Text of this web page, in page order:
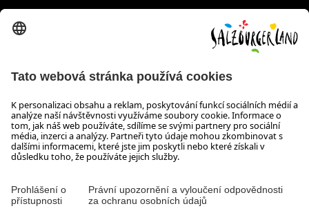
Wiener Bundesstraße 23
5300 Hallwang
OTEVÍRACÍ DOBA
Těšíme se na Vaši poptávku!